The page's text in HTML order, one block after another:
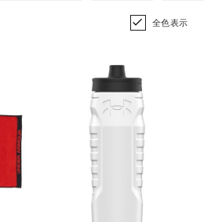
全色表示